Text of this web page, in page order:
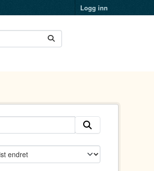
Logg inn